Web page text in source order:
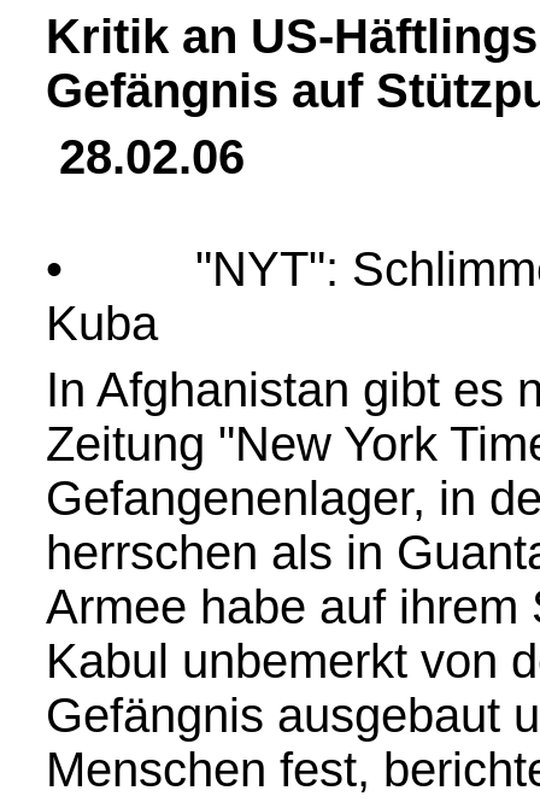
Kritik an US-
Gefängnis auf
28.02.06
• "NYT":
Kuba
In Afghanistan gibt es
Zeitung "New York
Gefangenenlager, in
herrschen als in
Armee habe auf
Kabul unbemerkt von
Gefängnis ausgebaut
Menschen fest,